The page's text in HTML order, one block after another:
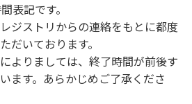
表記です。
ジストリからの連絡をもとに都度
だいております。
よりましては、終了時間が前後す
ます。あらかじめご了承くださ